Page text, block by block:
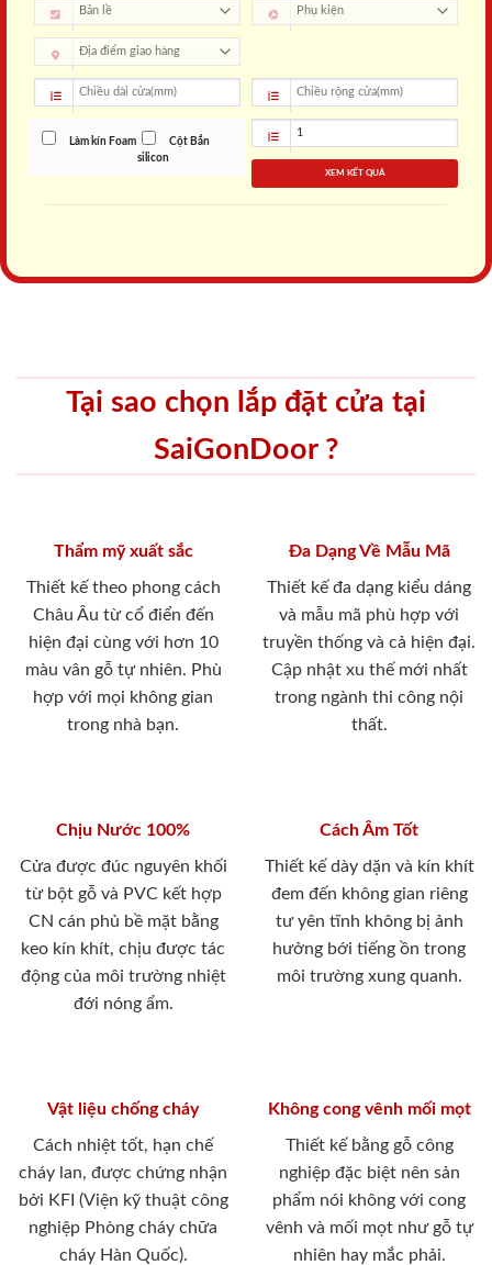
Làm kín Foam
Cột Bắn
silicon
XEM KẾT QUẢ
Tại sao chọn lắp đặt cửa tại
SaiGonDoor ?
Thẩm mỹ xuất sắc
Thiết kế theo phong cách
Châu Âu từ cổ điển đến
hiện đại cùng với hơn 10
màu vân gỗ tự nhiên. Phù
hợp với mọi không gian
trong nhà bạn.
Đa Dạng Về Mẫu Mã
Thiết kế đa dạng kiểu dáng
và mẫu mã phù hợp với
truyền thống và cả hiện đại.
Cập nhật xu thế mới nhất
trong ngành thi công nội
thất.
Chịu Nước 100%
Cửa được đúc nguyên khối
từ bột gỗ và PVC kết hợp
CN cán phủ bề mặt bằng
keo kín khít, chịu được tác
động của môi trường nhiệt
đới nóng ẩm.
Cách Âm Tốt
Thiết kế dày dặn và kín khít
đem đến không gian riêng
tư yên tĩnh không bị ảnh
hưởng bới tiếng ồn trong
môi trường xung quanh.
Vật liệu chống cháy
Cách nhiệt tốt, hạn chế
cháy lan, được chứng nhận
bởi KFI (Viện kỹ thuật công
nghiệp Phòng cháy chữa
cháy Hàn Quốc).
Không cong vênh mối mọt
Thiết kế bằng gỗ công
nghiệp đặc biệt nên sản
phẩm nói không với cong
vênh và mối mọt như gỗ tự
nhiên hay mắc phải.